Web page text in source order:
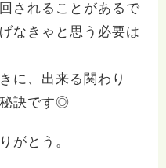
されることがあるで
なきゃと思う必要は
に、出来る関わり
訣です◎
がとう。